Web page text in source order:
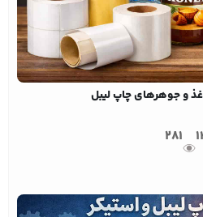
و جوهرهای چاپ لیبل
281